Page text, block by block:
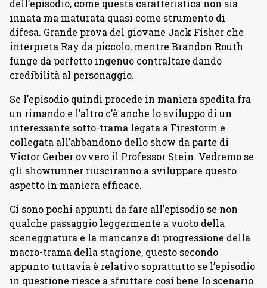
dell’episodio, come questa caratteristica non sia
innata ma maturata quasi come strumento di
difesa. Grande prova del giovane Jack Fisher che
interpreta Ray da piccolo, mentre Brandon Routh
funge da perfetto ingenuo contraltare dando
credibilità al personaggio.
Se l’episodio quindi procede in maniera spedita fra
un rimando e l’altro c’è anche lo sviluppo di un
interessante sotto-trama legata a Firestorm e
collegata all’abbandono dello show da parte di
Victor Gerber ovvero il Professor Stein. Vedremo se
gli showrunner riusciranno a sviluppare questo
aspetto in maniera efficace.
Ci sono pochi appunti da fare all’episodio se non
qualche passaggio leggermente a vuoto della
sceneggiatura e la mancanza di progressione della
macro-trama della stagione, questo secondo
appunto tuttavia è relativo soprattutto se l’episodio
in questione riesce a sfruttare così bene lo scenario